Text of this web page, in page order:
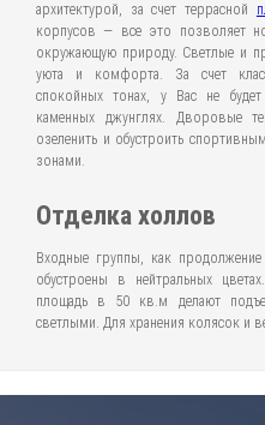
архитектурой, за счет террасной
корпусов — все это позволяет
окружающую природу. Светлые и
уюта и комфорта. За счет
спокойных тонах, у Вас не
каменных джунглях. Дворовые
озеленить и обустроить
зонами.
Отделка холлов
Входные группы, как
обустроены в нейтральных
площадь в 50 кв.м делают
светлыми. Для хранения колясок и